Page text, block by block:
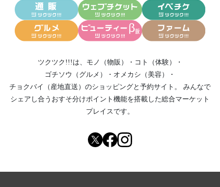
ツクツク!!!は、 モノ（物販） ・ コト（体験）
・
ゴチソウ（グルメ）
・ オメカシ（美容）
・
チョクバイ（産地直送） のショッピングと予約サイト。
みんなで
シェアし合う おすそ分けポイント機能を搭載した総合マーケット
プレイスです。